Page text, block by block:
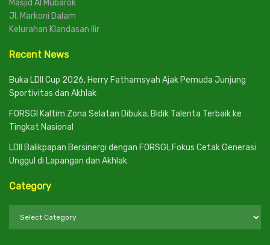
Masjid Al Mubarok
Jl. Markoni Dalam
Kelurahan Klandasan Ilir
Recent News
Buka LDII Cup 2026, Herry Fathamsyah Ajak Pemuda Junjung
Sportivitas dan Akhlak
FORSGI Kaltim Zona Selatan Dibuka, Bidik Talenta Terbaik ke
Tingkat Nasional
LDII Balikpapan Bersinergi dengan FORSGI, Fokus Cetak Generasi
Unggul di Lapangan dan Akhlak
Category